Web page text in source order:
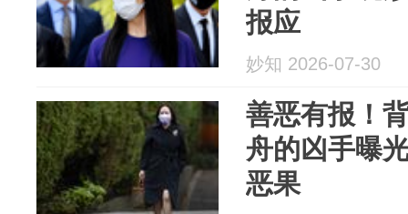
报应
妙知 2026-07-30
善恶有报！
舟的凶手曝
恶果